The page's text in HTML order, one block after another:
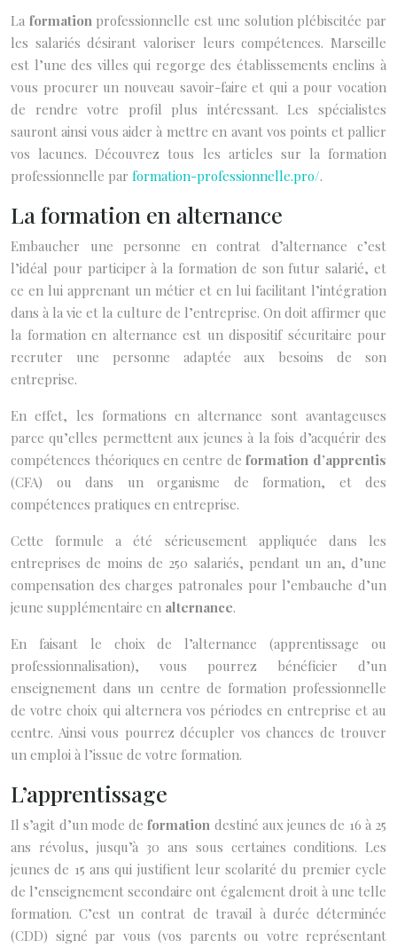
La formationprofessionnelle est une solution plébiscitée par
les salariés désirant valoriser leurs compétences. Marseille
est l’une des villes qui regorge des établissements enclins à
vous procurer un nouveau savoir-faire et qui a pour vocation
de rendre votre profil plus intéressant. Les spécialistes
sauront ainsi vous aider à mettre en avant vos points et pallier
vos lacunes. Découvrez tous les articles sur la formation
professionnelle par formation-professionnelle.pro/.
La formation en alternance
Embaucher une personne en contrat d’alternance c’est
l’idéal pour participer à la formation de son futur salarié, et
ce en lui apprenant un métier et en lui facilitant l’intégration
dans à la vie et la culture de l’entreprise. On doit affirmer que
la formation en alternance est un dispositif sécuritaire pour
recruter une personne adaptée aux besoins de son
entreprise.
En effet, les formations en alternance sont avantageuses
parce qu’elles permettent aux jeunes à la fois d’acquérir des
compétences théoriques en centre deformation d’apprentis
(CFA) ou dans un organisme de formation, et des
compétences pratiques en entreprise.
Cette formule a été sérieusement appliquée dans les
entreprises de moins de 250 salariés, pendant un an, d’une
compensation des charges patronales pour l’embauche d’un
jeune supplémentaire en alternance.
En faisant le choix de l’alternance (apprentissage ou
professionnalisation), vous pourrez bénéficier d’un
enseignement dans un centre de formation professionnelle
de votre choix qui alternera vos périodes en entreprise et au
centre. Ainsi vous pourrez décupler vos chances de trouver
un emploi à l’issue de votre formation.
L’apprentissage
Il s’agit d’un mode deformation destiné aux jeunes de 16 à 25
ans révolus, jusqu’à 30 ans sous certaines conditions. Les
jeunes de 15 ans qui justifient leur scolarité du premier cycle
de l’enseignement secondaire ont également droit à une telle
formation. C’est un contrat de travail à durée déterminée
(CDD) signé par vous (vos parents ou votre représentant